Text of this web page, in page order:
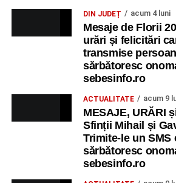
– Grădina Muzeului
Sebeș: încheierea Școlii de vară
– Aula Primăriei
festivitatea de premiere a șefilor de
Evaluare Națională și Bacalaureat.
– Parcul Tineretului:
DIN JUDEȚ acum 4 luni
Mesaje de Florii
urări și felicitări
transmise
sărbătoresc
sebesinfo.ro
ACTUALITATE acum 9
MESAJE, URĂRI
Sfinții Mihail și
Trimite-le un SMS
sărbătoresc
sebesinfo.ro